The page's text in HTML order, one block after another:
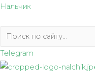
Перейти
содержимому
Нальчик
Telegram